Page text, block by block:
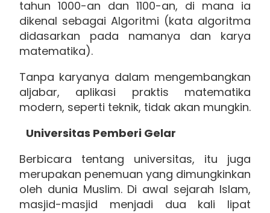
tahun 1000-an dan 1100-an, di mana ia
dikenal sebagai Algoritmi (kata algoritma
didasarkan pada namanya dan karya
matematika).
Tanpa karyanya dalam mengembangkan
aljabar, aplikasi praktis matematika
modern, seperti teknik, tidak akan mungkin.
Universitas Pemberi Gelar
Berbicara tentang universitas, itu juga
merupakan penemuan yang dimungkinkan
oleh dunia Muslim. Di awal sejarah Islam,
masjid-masjid menjadi dua kali lipat